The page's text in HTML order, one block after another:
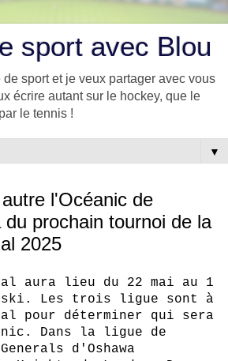
sport avec Blou
sport et je veux partager avec vous
écrire autant sur le hockey, que le
le tennis !
▼
l'Océanic de
du prochain tournoi de la
2025
aura lieu du 22 mai au 1
Les trois ligue sont à
pour déterminer qui sera
Dans la ligue de
d'Oshawa